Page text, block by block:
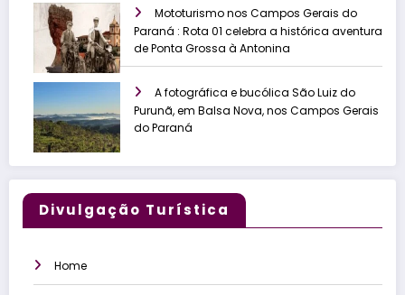
Mototurismo nos Campos Gerais do
Paraná : Rota 01 celebra a histórica aventura
de Ponta Grossa à Antonina
A fotográfica e bucólica São Luiz do
Purunã, em Balsa Nova, nos Campos Gerais
do Paraná
Divulgação Turística
Home